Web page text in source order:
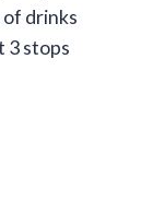
of drinks
3 stops